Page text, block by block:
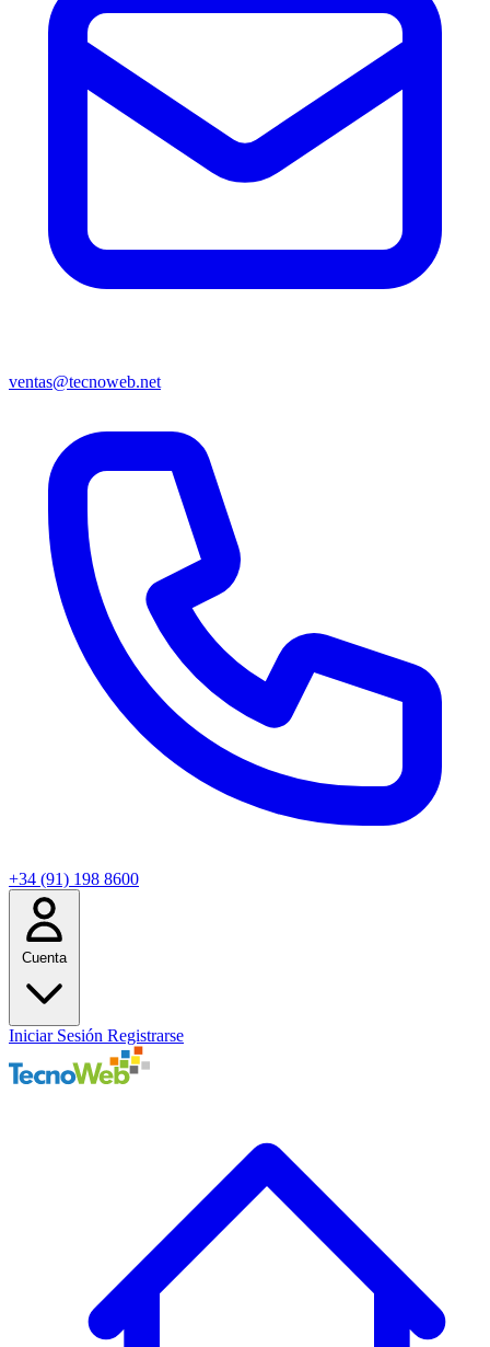
ventas@tecnoweb.net
+34 (91) 198 8600
Cuenta
Iniciar Sesión Registrarse